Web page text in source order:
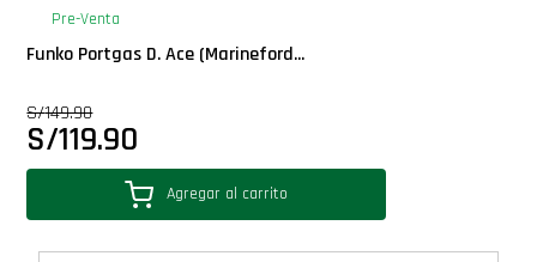
Pre-Venta
Funko Portgas D. Ace (Marineford...
S/149.90
S/119.90
Agregar al carrito